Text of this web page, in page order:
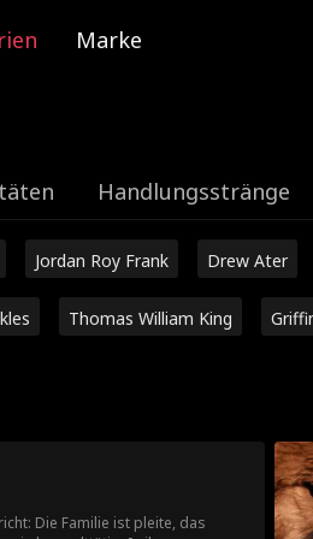
Marke
Handlungsstränge
Jordan Roy Frank Drew Ater
Thomas William King
Die Familie ist pleite, das